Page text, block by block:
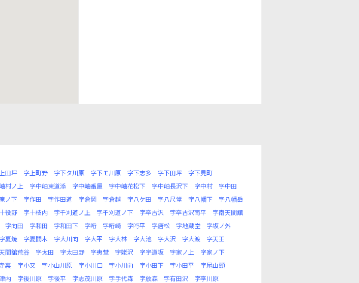
田坪 字上町野 字下タ川原 字下モ川原 字下志多 字下田坪
字下見町
村ノ上 字中岫東道添 字中岫番屋 字中岫花松下 字中岫長沢下 字中村
字中田
ノ下 字作田 字作田道 字倉岡 字倉越 字八ケ田 字八尺堂 字八幡下
字八幡岳
役野 字十枝内 字千刈道ノ上 字千刈道ノ下 字卒古沢 字卒古沢南平
字南天間舘
字向田 字和田 字和田下 字哘 字哘崎 字哘平 字唐松 字地蔵堂
字坂ノ外
字夏焼 字夏間木 字大川向 字大平 字大林 字大池 字大沢 字大渡
字天王
間舘荒谷 字太田 字太田野 字夷堂 字姥沢 字宇道坂 字家ノ上
字家ノ下
裏 字小又 字小山川原 字小川口 字小川向 字小田下 字小田平
字尾山頭
内 字後川原 字後平 字志茂川原 字手代森 字放森 字有田沢
字李川原